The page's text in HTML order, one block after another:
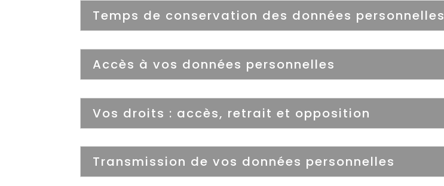
Temps de conservation des données personnelles
Accès à vos données personnelles
Vos droits : accès, retrait et opposition
Transmission de vos données personnelles